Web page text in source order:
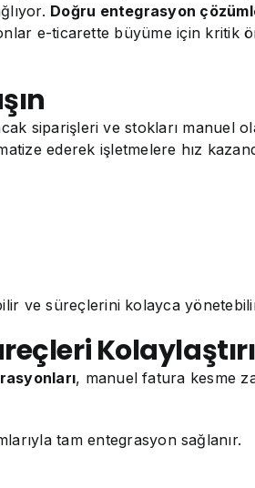
Doğru entegrasyon
e-ticarette büyüme için kritik
siparişleri ve stokları manuel
ederek işletmelere hız
ve süreçlerini kolayca
, manuel fatura kesme
tam entegrasyon sağlanır.